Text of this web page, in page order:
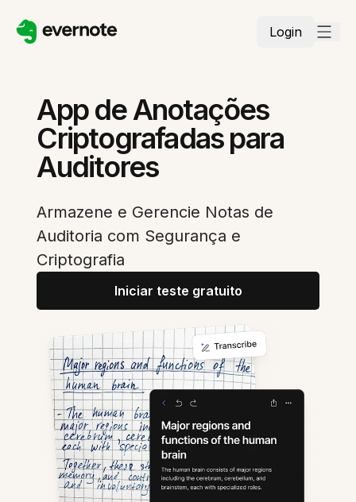
Login
App de Anotações
Criptografadas para
Auditores
Armazene e Gerencie Notas de
Auditoria com Segurança e
Criptografia
Iniciar teste gratuito